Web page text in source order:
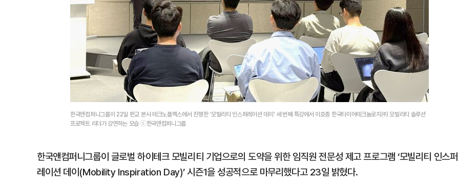
한국앤컴퍼니그룹이 22일 판교 본사 테크노플렉스에서 진행한 ‘모빌리티 인스퍼레이션 데이’ 세 번째 특강에서 이호종 한국타이어테크놀로지㈜ 모빌리티 솔루션
프로젝트 리더가 강연하는 모습 ⓒ한국앤컴퍼니그룹
한국앤컴퍼니그룹이 글로벌 하이테크 모빌리티 기업으로의 도약을 위한 임직원 전문성 제고 프로그램 ‘모빌리티 인스퍼
레이션 데이(Mobility Inspiration Day)’ 시즌1을 성공적으로 마무리했다고 23일 밝혔다.